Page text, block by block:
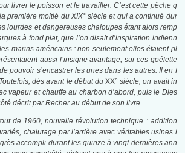
livrer le poisson et le travailler. C’est cette pêche q
première moitié du XIX°siècle et qui a continué dur
lourdes et dangereuses chaloupes étant alors remp
à fond plat, que l’on disait d’inspiration indienn
marins américains : non seulement elles étaient pl
aussi l’insigne avantage, sur ces goélette
pouvoir s’encastrer les unes dans les autres. Il en f
dès avant le début duXX°siècle, on avait in
vapeur et chauffe au charbon d’abord, puis le Dies
décrit par Recher au début de son livre.
de 1960, nouvelle révolution technique : addition
chalutage par l’arrière avec véritables usines i
accompli durant les quinze à vingt dernières ann